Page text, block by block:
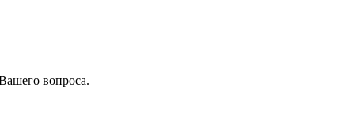
вопроса.